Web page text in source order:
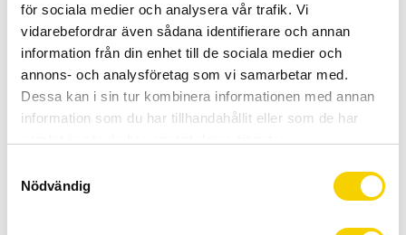
för sociala medier och analysera vår trafik. Vi
vidarebefordrar även sådana identifierare och annan
information från din enhet till de sociala medier och
annons- och analysföretag som vi samarbetar med.
Dessa kan i sin tur kombinera informationen med annan
information som du har tillhandahållit eller som de har
Nödvändig
Hjulpar Bontrager Aeolus Elite 35
Disc TLR
Hjulpar Bontrager Aeolus Elite 35
Disc TLR
Hjulpar Bontrager Aeolus Elite 50
Disc TLR
Hjul för fri fart